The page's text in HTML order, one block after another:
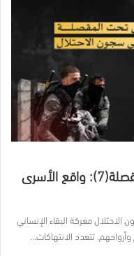
القانون الدولي الإنساني تحت المقصلة(7): واقع الأسرى
معركة البقاء الإنساني
تتعدد الانتهاكات…